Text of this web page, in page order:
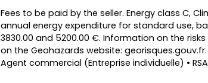
Fees to be paid by the seller. Energy class C,
annual energy expenditure for standard use,
3830.00 and 5200.00 €. Information on the
on the Geohazards website: georisques.gouv.fr.
Agent commercial (Entreprise individuelle) •